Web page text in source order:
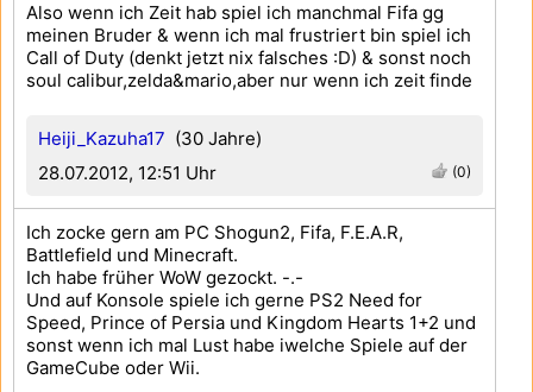
Heiji_Kazuha17 (30 Jahre)
28.07.2012, 12:51 Uhr
(0)
Also wenn ich Zeit hab spiel ich manchmal Fifa gg
meinen Bruder & wenn ich mal frustriert bin spiel ich
Call of Duty (denkt jetzt nix falsches :D) & sonst noch
soul calibur,zelda&mario,aber nur wenn ich zeit finde
Ich zocke gern am PC Shogun2, Fifa, F.E.A.R,
Battlefield und Minecraft.
Ich habe früher WoW gezockt. -.-
Und auf Konsole spiele ich gerne PS2 Need for
Speed, Prince of Persia und Kingdom Hearts 1+2 und
sonst wenn ich mal Lust habe iwelche Spiele auf der
GameCube oder Wii.